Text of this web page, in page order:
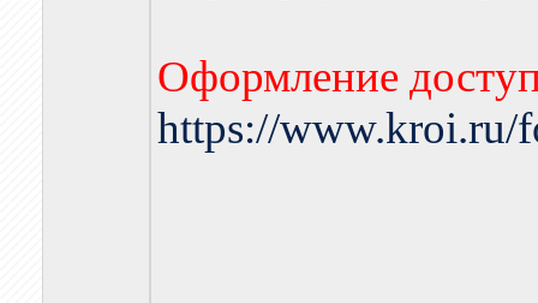
Оформление
https://www.kroi.ru/